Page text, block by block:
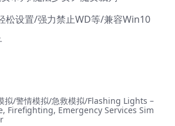
松设置/强力禁止WD等/兼容Win10
拟/警情模拟/急救模拟/Flashing Lights –
Firefighting, Emergency Services Sim